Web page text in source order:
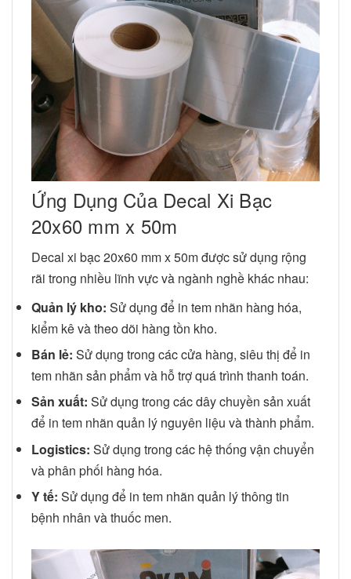
Ứng Dụng Của Decal Xi Bạc
20x60 mm x 50m
Decal xi bạc 20x60 mm x 50m được sử dụng rộng
rãi trong nhiều lĩnh vực và ngành nghề khác nhau:
Quản lý kho: Sử dụng để in tem nhãn hàng hóa,
kiểm kê và theo dõi hàng tồn kho.
Bán lẻ: Sử dụng trong các cửa hàng, siêu thị để in
tem nhãn sản phẩm và hỗ trợ quá trình thanh toán.
Sản xuất: Sử dụng trong các dây chuyền sản xuất
để in tem nhãn quản lý nguyên liệu và thành phẩm.
Logistics: Sử dụng trong các hệ thống vận chuyển
và phân phối hàng hóa.
Y tế: Sử dụng để in tem nhãn quản lý thông tin
bệnh nhân và thuốc men.